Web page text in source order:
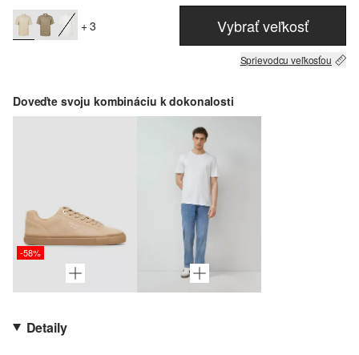
+ 3 Vybrať veľkosť
Sprievodcu veľkosťou
Doveďte svoju kombináciu k dokonalosti
-58%
Detaily